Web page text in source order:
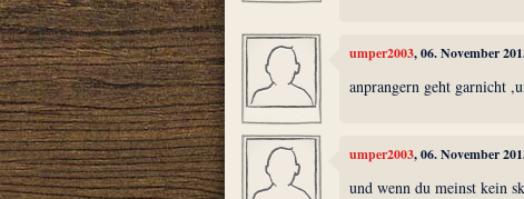
umper2003, 06. November
anprangern geht garnicht
umper2003, 06. November
und wenn du meinst kein